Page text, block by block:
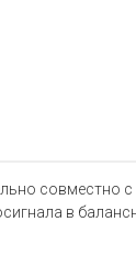
совместно
в